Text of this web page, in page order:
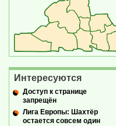
Интересуются
Доступ к странице
запрещён
Лига Европы: Шахтёр
остается совсем один